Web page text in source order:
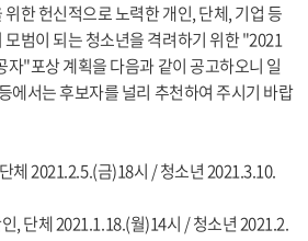
한 헌신적으로 노력한 개인, 단체, 기업 등
범이 되는 청소년을 격려하기 위한 "2021
자"포상 계획을 다음과 같이 공고하오니 일
에서는 후보자를 널리 추천하여 주시기 바랍
체 2021.2.5.(금)18시 / 청소년 2021.3.10.
, 단체 2021.1.18.(월)14시 / 청소년 2021.2.